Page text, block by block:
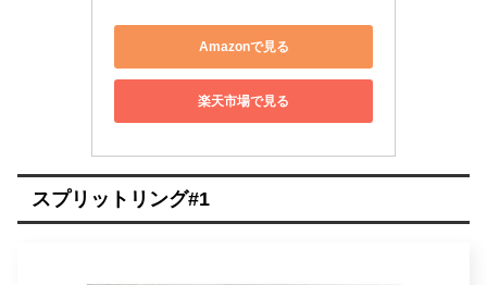
Amazonで見る
楽天市場で見る
スプリットリング#1